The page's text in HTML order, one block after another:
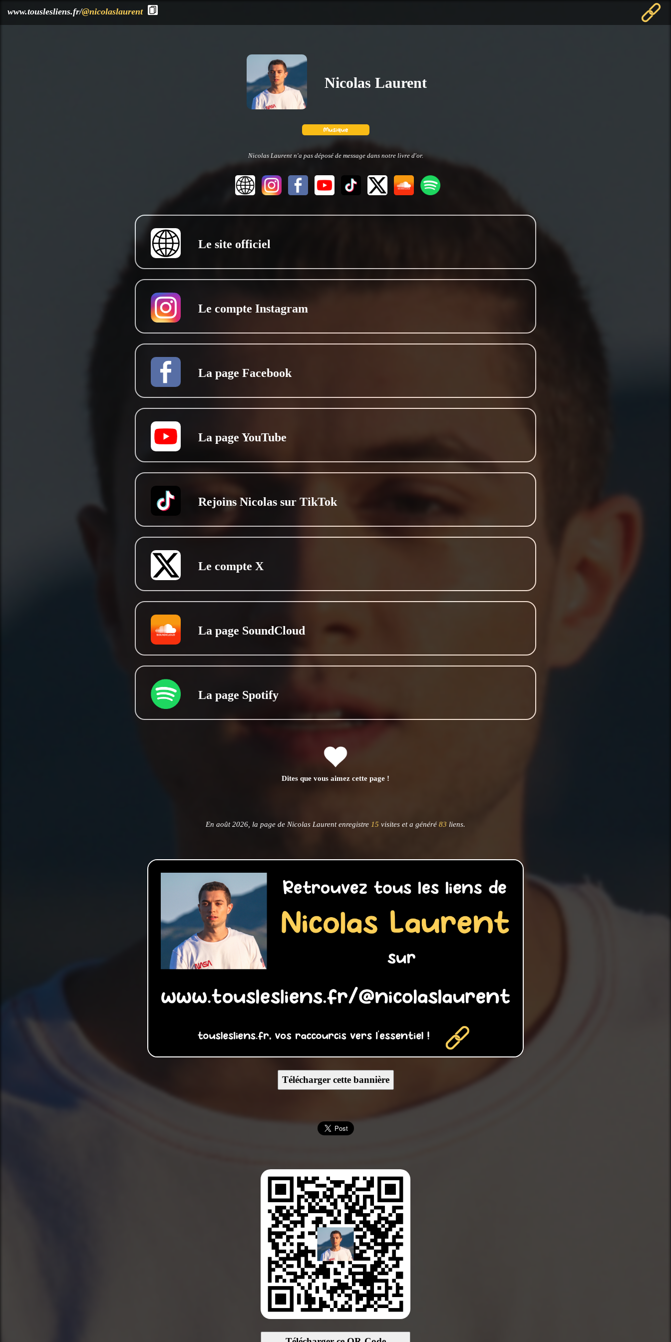
www.touslesliens.fr/@nicolaslaurent
Nicolas Laurent
Nicolas Laurent n'a pas déposé de message dans notre livre d'or.
Le site officiel
Le compte Instagram
La page Facebook
La page YouTube
Rejoins Nicolas sur TikTok
Le compte X
La page SoundCloud
La page Spotify
Dites que vous aimez cette page !
En août 2026, la page de Nicolas Laurent enregistre 15 visites et a généré 83 liens.
Télécharger cette bannière